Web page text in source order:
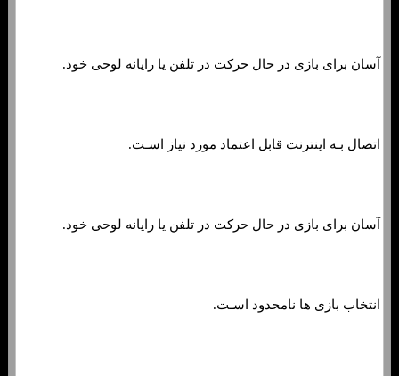
آسان برای بازی در حال حرکت در تلفن یا رایانه لوحی خود.
اتصال بـه اینترنت قابل اعتماد مورد نیاز اسـت.
آسان برای بازی در حال حرکت در تلفن یا رایانه لوحی خود.
انتخاب بازی ها نامحدود اسـت.